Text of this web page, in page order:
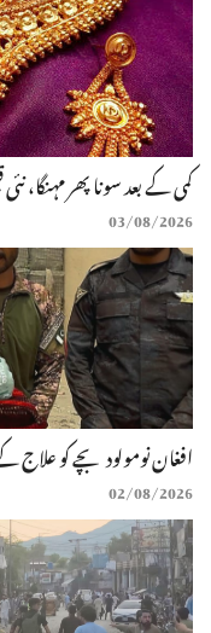
کمی کے بعد سونا پھر مہنگا،
03/08/2026
افغان نومولود بچے کو
02/08/2026